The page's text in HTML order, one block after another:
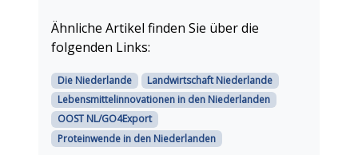
Ähnliche Artikel finden Sie über die
folgenden Links:
Die Niederlande
Landwirtschaft Niederlande
Lebensmittelinnovationen in den Niederlanden
OOST NL/GO4Export
Proteinwende in den Niederlanden